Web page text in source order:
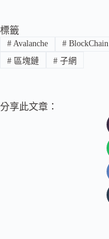
標籤
#Avalanche #BlockChain
#區塊鏈 #子網
分享此文章：